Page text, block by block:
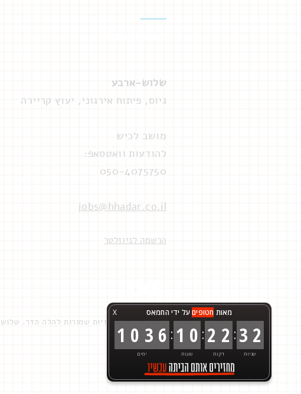
X מאות חטופיםעל ידי החמאס
1 0 3 6
ימים
: 1 0
שעות
: 2 2
דקות
: 3 2
שניות
שלוש-ארבע
גיוס, פיתוח אירגוני, יעוץ קריירה
מושב לכיש
להודעות וואטסאפ:
050-4075750​​
jobs@hhadar.co.il
הרשמה לניוזלטר
© 2017. כל הזכויות שמורות להלה הדר. שלוש-ארבע - גיוס, פיתוח אירגוני, יעוץ קריירה